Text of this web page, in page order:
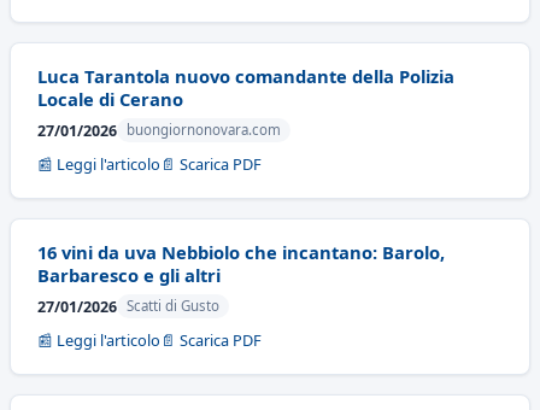
Luca Tarantola nuovo comandante della Polizia
Locale di Cerano
27/01/2026 buongiornonovara.com
📰 Leggi l'articolo 📄 Scarica PDF
16 vini da uva Nebbiolo che incantano: Barolo,
Barbaresco e gli altri
27/01/2026 Scatti di Gusto
📰 Leggi l'articolo 📄 Scarica PDF